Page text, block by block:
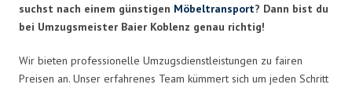
suchst nach einem günstigen Möbeltransport? Dann bist du
bei Umzugsmeister Baier Koblenz genau richtig!
Wir bieten professionelle Umzugsdienstleistungen zu fairen
Preisen an. Unser erfahrenes Team kümmert sich um jeden Schritt